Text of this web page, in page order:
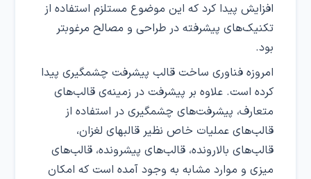
افزایش پیدا کرد که این موضوع مستلزم استفاده از
تکنیک‌های پیشرفته در طراحی و مصالح مرغوبتر
بود.
امروزه فناوری ساخت قالب پیشرفت چشمگیری پیدا
کرده است. علاوه بر پیشرفت در زمینه‌ی قالب‌های
متعارف، پیشرفت‌های چشمگیری در استفاده از
قالب‌های عملیات خاص نظیر قالبهای لغزان،
قالب‌های بالارونده، قالب‌های پیشرونده، قالب‌های
میزی و موارد مشابه به وجود آمده است که امکان